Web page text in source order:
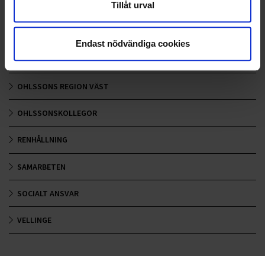
Tillåt urval
Endast nödvändiga cookies
OHLSSONS REGION SYD
OHLSSONS REGION VÄST
OHLSSONSKOLLEGOR
RENHÅLLNING
SAMARBETEN
SOCIALT ANSVAR
VELLINGE